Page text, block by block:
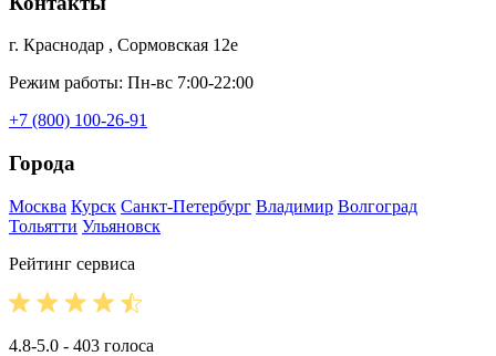
г. Краснодар , Сормовская 12е
Режим работы: Пн-вс 7:00-22:00
+7 (800) 100-26-91
Города
Москва Курск Санкт-Петербург Владимир Волгоград
Тольятти Ульяновск
Рейтинг сервиса
4.8-5.0 - 403 голоса